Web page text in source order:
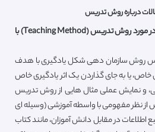
درباره روش تدریس
دانلود رایگان مقالات انگلیسی در مورد روش تدریس (Teaching Method) با
روش سازمان دهی شکل یادگیری با هدف
یا به جای گذاردن یک اثر یادگیری خاص
و نمایش عملی مثال هایی از روش تدریس
نظر مفهومی با واسطه آموزشی (وسیله ای
در مقابل دانش آموزان، مانند کتاب